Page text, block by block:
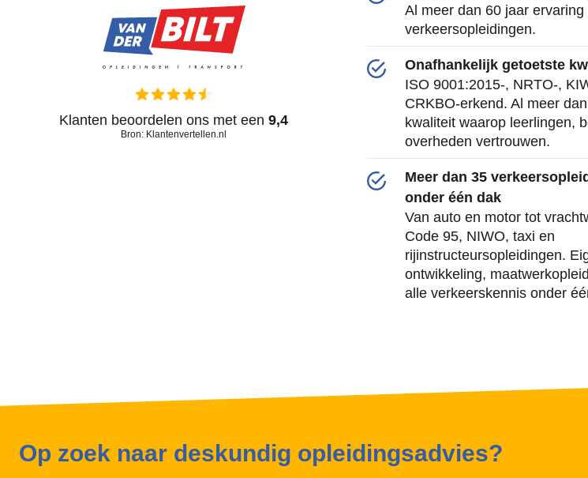
Klanten beoordelen ons met een9,4
Bron: Klantenvertellen.nl
Al meer dan 60 jaar ervaring
verkeersopleidingen.
Onafhankelijk getoetste
ISO 9001:2015-, NRTO-,
CRKBO-erkend. Al meer
kwaliteit waarop leerlingen,
overheden vertrouwen.
Meer dan 35
onder één dak
Van auto en motor tot
Code 95, NIWO, taxi en
rijinstructeursopleidingen.
ontwikkeling,
alle verkeerskennis onder
Op zoek naar deskundig opleidingsadvies?